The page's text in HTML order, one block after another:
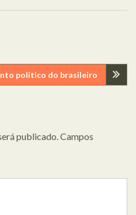
político do brasileiro
publicado. Campos